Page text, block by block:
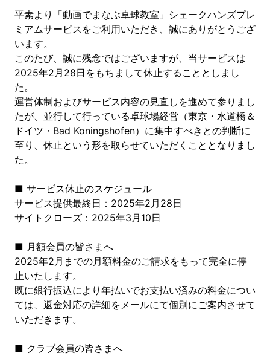
平素より「動画でまなぶ卓球教室」シェークハンズプレ
ミアムサービスをご利用いただき、誠にありがとうござ
います。
このたび、誠に残念ではございますが、当サービスは
2025年2月28日をもちまして休止することとしまし
た。
運営体制およびサービス内容の見直しを進めて参りまし
たが、並行して行っている卓球場経営（東京・水道橋＆
ドイツ・Bad Koningshofen）に集中すべきとの判断に
至り、休止という形を取らせていただくこととなりまし
た。
■ サービス休止のスケジュール
サービス提供最終日：2025年2月28日
サイトクローズ：2025年3月10日
■ 月額会員の皆さまへ
2025年2月までの月額料金のご請求をもって完全に停
止いたします。
既に銀行振込により年払いでお支払い済みの料金につい
ては、返金対応の詳細をメールにて個別にご案内させて
いただきます。
■ クラブ会員の皆さまへ